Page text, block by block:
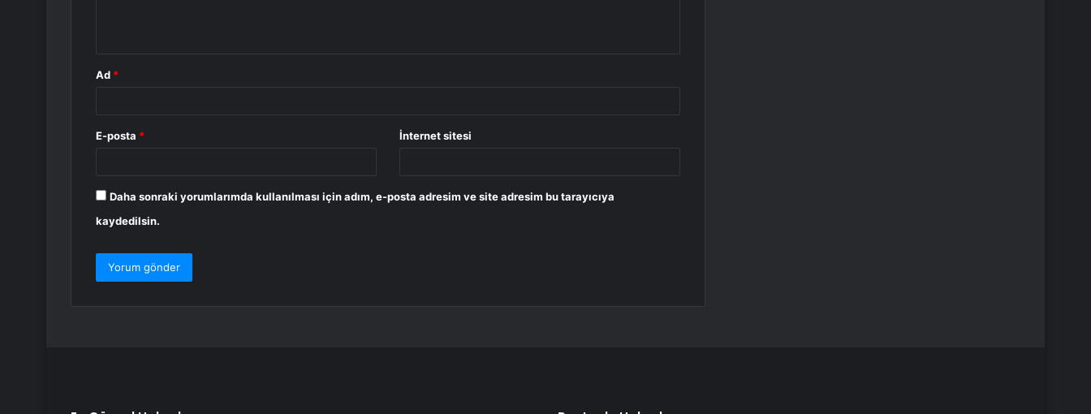
Ad *
E-posta * İnternet sitesi
Daha sonraki yorumlarımda kullanılması için adım, e-posta adresim ve site adresim bu tarayıcıya
kaydedilsin.